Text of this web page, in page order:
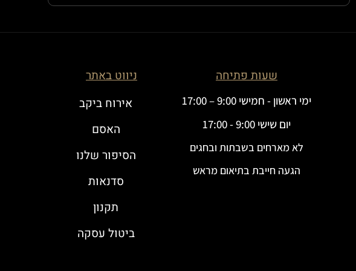
שעות פתיחה
ימי ראשון - חמישי 9:00 – 17:00
יום שישי 9:00 - 17:00
לא מארחים בשבתות ובחגים
הגעה חייבת בתיאום מראש
ניווט באתר
אירוח ביקב
האסם
הסיפור שלנו
סדנאות
תקנון
ביטול עסקה